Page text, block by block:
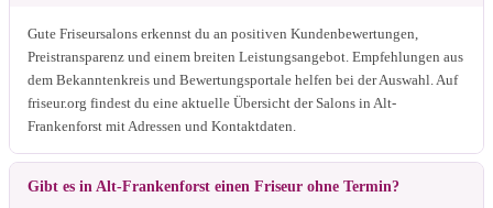
Gute Friseursalons erkennst du an positiven Kundenbewertungen,
Preistransparenz und einem breiten Leistungsangebot. Empfehlungen aus
dem Bekanntenkreis und Bewertungsportale helfen bei der Auswahl. Auf
friseur.org findest du eine aktuelle Übersicht der Salons in Alt-
Frankenforst mit Adressen und Kontaktdaten.
Gibt es in Alt-Frankenforst einen Friseur ohne Termin?